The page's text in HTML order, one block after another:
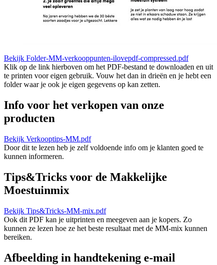
Bekijk Folder-MM-verkooppunten-ilovepdf-compressed.pdf
Klik op de link hierboven om het PDF-bestand te downloaden en uit
te printen voor eigen gebruik. Vouw het dan in drieën en je hebt een
folder waar je ook je eigen gegevens op kan zetten.
Info voor het verkopen van onze
producten
Bekijk Verkooptips-MM.pdf
Door dit te lezen heb je zelf voldoende info om je klanten goed te
kunnen informeren.
Tips&Tricks voor de Makkelijke
Moestuinmix
Bekijk Tips&Tricks-MM-mix.pdf
Ook dit PDF kan je uitprinten en meegeven aan je kopers. Zo
kunnen ze lezen hoe ze het beste resultaat met de MM-mix kunnen
bereiken.
Afbeelding in handtekening e-mail